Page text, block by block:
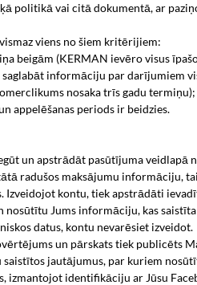
politikā vai citā dokumentā, ar
viens no šiem kritērijiem:
beigām (KERMAN ievēro visus
informāciju par darījumiem
nosaka trīs gadu termiņu);
appelēšanas periods ir beidzies.
un apstrādāt pasūtījuma
radušos maksājumu informāciju,
Izveidojot kontu, tiek apstrādāti
nosūtītu Jums informāciju, kas
datus, kontu nevarēsiet izveidot.
un pārskats tiek publicēts
jautājumus, par kuriem
izmantojot identifikāciju ar Jūsu